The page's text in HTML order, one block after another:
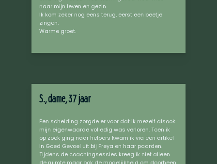
naar mijn leven en gezin.
Ik kom zeker nog eens terug, eerst een beetje
zingen.
Warme groet.
S., dame, 37 jaar
Een scheiding zorgde er voor dat ik mezelf alsook
mijn eigenwaarde volledig was verloren. Toen ik
op zoek ging naar helpers kwam ik via een artikel
in Goed Gevoel uit bij Freya en haar paarden.
Tijdens de coachingsessies kreeg ik niet alleen